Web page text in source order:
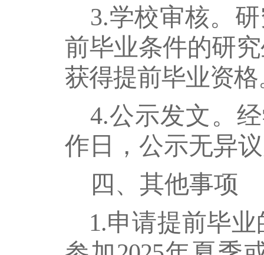
3.学校审核。
前毕业条件的研
获得提前毕业资格
4.公示发文。
作日，公示无异
四、其他事项
1.申请提前毕